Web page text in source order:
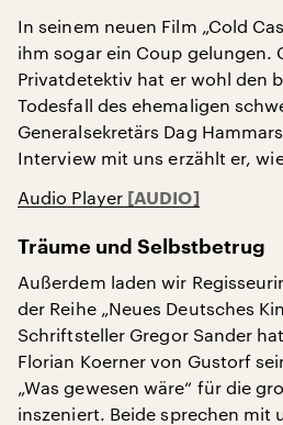
In seinem neuen Film „Cold
ihm sogar ein Coup gelungen.
Privatdetektiv hat er wohl den
Todesfall des ehemaligen
Generalsekretärs Dag
Interview mit uns erzählt er,
Audio Player
Träume und Selbstbetrug
Außerdem laden wir
der Reihe „Neues Deutsches
Schriftsteller Gregor Sander
Florian Koerner von Gustorf
„Was gewesen wäre“ für die
inszeniert. Beide sprechen mit